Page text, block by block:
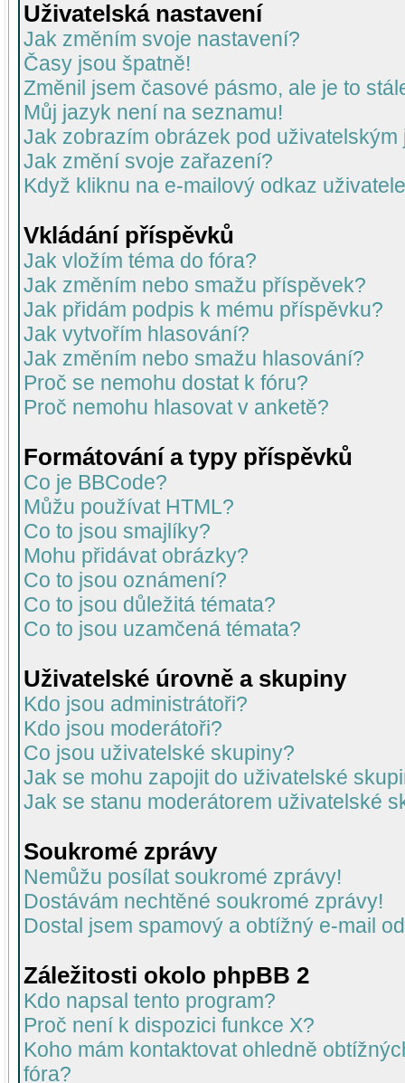
Uživatelská nastavení
Jak změním svoje nastavení?
Časy jsou špatně!
Změnil jsem časové pásmo, ale je to
Můj jazyk není na seznamu!
Jak zobrazím obrázek pod uživatelským
Jak změní svoje zařazení?
Když kliknu na e-mailový odkaz
Vkládání příspěvků
Jak vložím téma do fóra?
Jak změním nebo smažu příspěvek?
Jak přidám podpis k mému příspěvku?
Jak vytvořím hlasování?
Jak změním nebo smažu hlasování?
Proč se nemohu dostat k fóru?
Proč nemohu hlasovat v anketě?
Formátování a typy příspěvků
Co je BBCode?
Můžu používat HTML?
Co to jsou smajlíky?
Mohu přidávat obrázky?
Co to jsou oznámení?
Co to jsou důležitá témata?
Co to jsou uzamčená témata?
Uživatelské úrovně a skupiny
Kdo jsou administrátoři?
Kdo jsou moderátoři?
Co jsou uživatelské skupiny?
Jak se mohu zapojit do uživatelské
Jak se stanu moderátorem uživatelské
Soukromé zprávy
Nemůžu posílat soukromé zprávy!
Dostávám nechtěné soukromé zprávy!
Dostal jsem spamový a obtížný e-mail
Záležitosti okolo phpBB 2
Kdo napsal tento program?
Proč není k dispozici funkce X?
Koho mám kontaktovat ohledně
fóra?